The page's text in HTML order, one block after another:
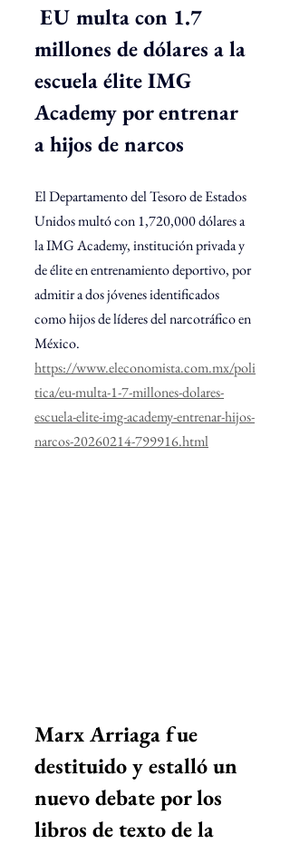
EU multa con 1.7
millones de dólares a la
escuela élite IMG
Academy por entrenar
a hijos de narcos
El Departamento del Tesoro de Estados
Unidos multó con 1,720,000 dólares a
la IMG Academy, institución privada y
de élite en entrenamiento deportivo, por
admitir a dos jóvenes identificados
como hijos de líderes del narcotráfico en
México.
https://www.eleconomista.com.mx/poli
tica/eu-multa-1-7-millones-dolares-
escuela-elite-img-academy-entrenar-hijos-
narcos-20260214-799916.html
Marx Arriaga fue
destituido y estalló un
nuevo debate por los
libros de texto de la